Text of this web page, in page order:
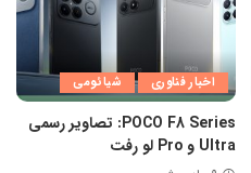
اخبار فناوری شیائومی
POCO F8 Series: تصاویر رسمی
Ultra و Pro لو رفت